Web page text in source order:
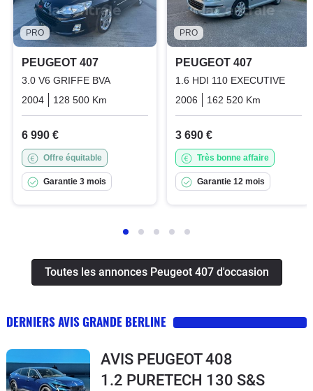
PRO
PEUGEOT 407
3.0 V6 GRIFFE BVA
2004
128 500 Km Essence
6 990 €
Offre équitable
Garantie 3 mois
PRO
PEUGEOT 407
1.6 HDI 110 EXECUTIVE
2006
162 520 Km
3 690 €
Très bonne affaire
Garantie 12 mois
Toutes les annonces Peugeot 407 d'occasion
DERNIERS AVIS GRANDE BERLINE
AVIS PEUGEOT 408
1.2 PURETECH 130 S&S